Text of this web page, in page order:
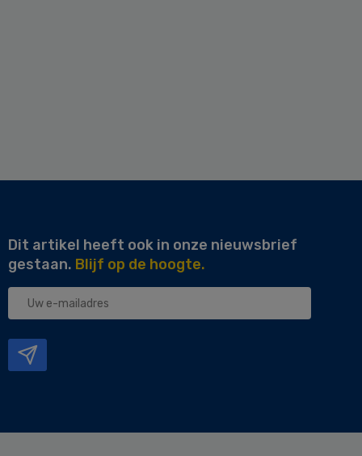
Dit artikel heeft ook in onze nieuwsbrief
gestaan. Blijf op de hoogte.
Uw